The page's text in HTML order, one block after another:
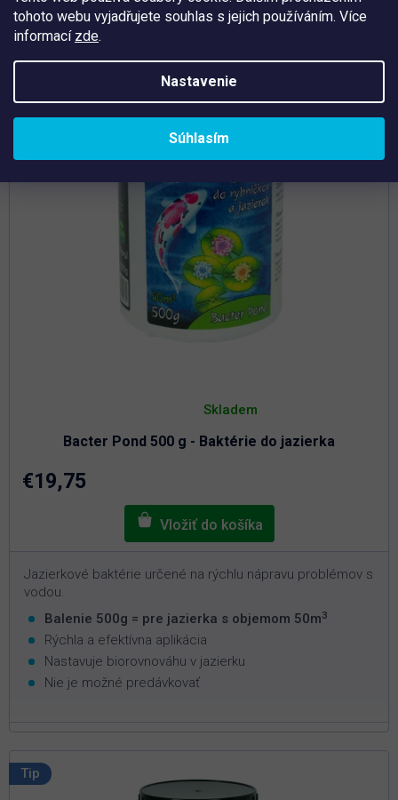
tohoto webu vyjadřujete souhlas s jejich používáním. Více
informací zde.
Nastavenie
Súhlasím
Tip
Bacter Pond 500 g - Baktérie do jazierka
hodnotenie
je
5,0
Skladem
€19,75
Jazierkové baktérie určené na rýchlu nápravu problémov s
vodou.
Balenie 500g = pre jazierka s objemom 50m3
Rýchla a efektívna aplikácia
Nastavuje biorovnováhu v jazierku
Nie je možné predávkovať
Tip